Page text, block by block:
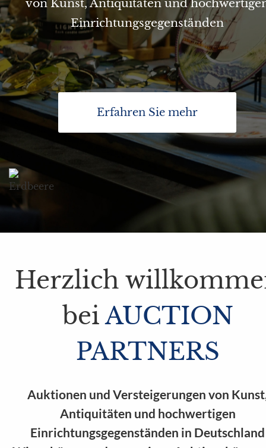
Ihr Bereich
von Kunst, Antiquitäten und
Einrichtungsgegenständen
Erfahren Sie mehr
Herzlich
beiAUCTION
PARTNERS
Auktionen und Versteigerungen von
Antiquitäten und hochwertigen
Einrichtungsgegenständen in Deutschland